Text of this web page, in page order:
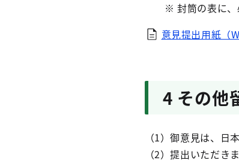
※ 封筒の表に、必
意見提出用紙（
4 その他
（1）御意見は、日
（2）提出いただ